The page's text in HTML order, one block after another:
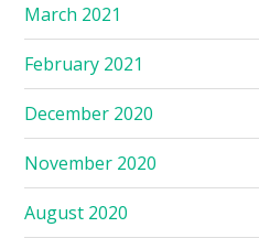
March 2021
February 2021
December 2020
November 2020
August 2020